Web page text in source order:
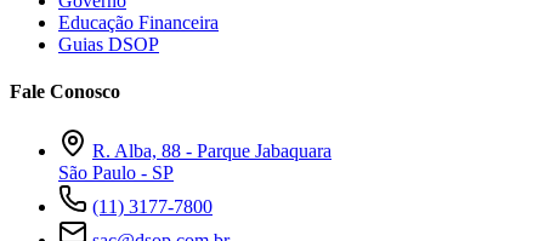
Educação Financeira
Guias DSOP
Fale Conosco
R. Alba, 88 - Parque Jabaquara
São Paulo - SP
(11) 3177-7800